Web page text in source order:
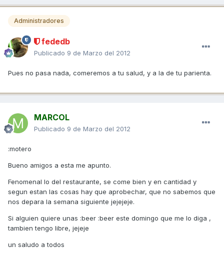
Administradores
fededb
Publicado 9 de Marzo del 2012
Pues no pasa nada, comeremos a tu salud, y a la de tu parienta.
MARCOL
Publicado 9 de Marzo del 2012
:motero
Bueno amigos a esta me apunto.
Fenomenal lo del restaurante, se come bien y en cantidad y
segun estan las cosas hay que aprobechar, que no sabemos que
nos depara la semana siguiente jejejeje.
Si alguien quiere unas :beer :beer este domingo que me lo diga ,
tambien tengo libre, jejeje
un saludo a todos